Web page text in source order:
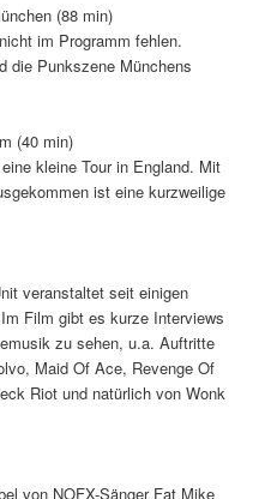
(88 min)
im Programm fehlen.
die Punkszene Münchens
(40 min)
kleine Tour in England. Mit
ist eine kurzweilige
veranstaltet seit einigen
Film gibt es kurze Interviews
zu sehen, u.a. Auftritte
Maid Of Ace, Revenge Of
Riot und natürlich von Wonk
von NOFX-Sänger Fat Mike